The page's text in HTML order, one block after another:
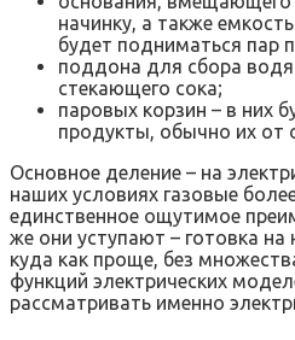
начинку, а также
будет подниматься пар
поддона для сбора
стекающего сока;
паровых корзин – в них
продукты, обычно их от
Основное деление – на
наших условиях газовые
единственное ощутимое
же они уступают – готовка
куда как проще, без
функций электрических
рассматривать именно